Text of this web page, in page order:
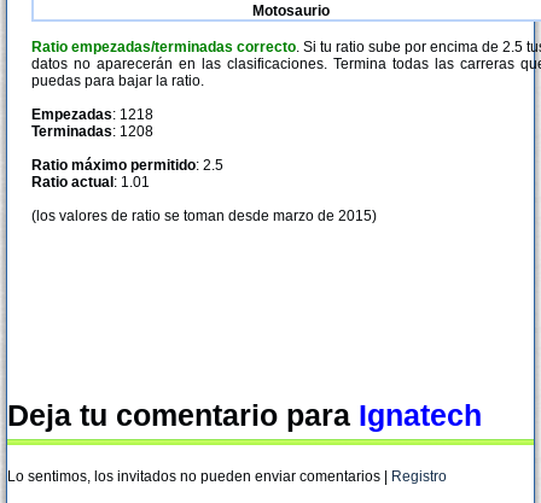
Motosaurio
Ratio empezadas/terminadas correcto. Si tu ratio sube por encima de 2.5
datos no aparecerán en las clasificaciones. Termina todas las carreras
puedas para bajar la ratio.
Empezadas: 1218
Terminadas: 1208
Ratio máximo permitido: 2.5
Ratio actual : 1.01
(los valores de ratio se toman desde marzo de 2015)
Deja tu comentario para Ignatech
Lo sentimos, los invitados no pueden enviar comentarios | Registro